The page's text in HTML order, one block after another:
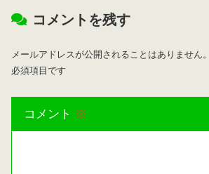
コメントを残す
メールアドレスが公開されることはありません。
必須項目です
コメント ※